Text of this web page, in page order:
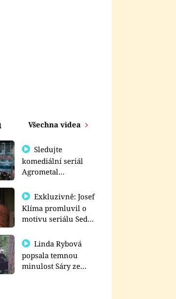
Všechna videa
Sledujte
komediální seriál
Agrometal
prima+
Exkluzivně: Josef
Klíma promluvil o
motivu seriálu Sedm
Linda Rybová
popsala temnou
minulost Sáry ze